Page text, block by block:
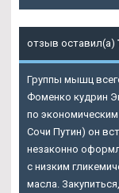
отзыв оставил(а)
Группы мышц
Фоменко кудрин
по
Сочи Путин) он
незаконно
с низким
масла.